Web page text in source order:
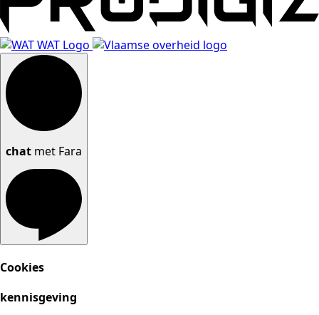
chat met Fara
Cookies
kennisgeving